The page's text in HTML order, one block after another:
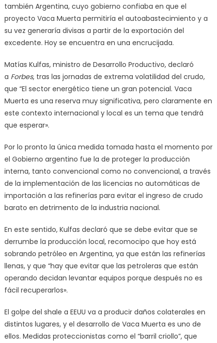
también Argentina, cuyo gobierno confiaba en que el
proyecto Vaca Muerta permitiría el autoabastecimiento y a
su vez generaría divisas a partir de la exportación del
excedente. Hoy se encuentra en una encrucijada.
Matías Kulfas, ministro de Desarrollo Productivo, declaró
a Forbes, tras las jornadas de extrema volatilidad del crudo,
que “El sector energético tiene un gran potencial. Vaca
Muerta es una reserva muy significativa, pero claramente en
este contexto internacional y local es un tema que tendrá
que esperar».
Por lo pronto la única medida tomada hasta el momento por
el Gobierno argentino fue la de proteger la producción
interna, tanto convencional como no convencional, a través
de la implementación de las licencias no automáticas de
importación a las refinerías para evitar el ingreso de crudo
barato en detrimento de la industria nacional.
En este sentido, Kulfas declaró que se debe evitar que se
derrumbe la producción local, recomocipo que hoy está
sobrando petróleo en Argentina, ya que están las refinerías
llenas, y que “hay que evitar que las petroleras que están
operando decidan levantar equipos porque después no es
fácil recuperarlos».
El golpe del shale a EEUU va a producir daños colaterales en
distintos lugares, y el desarrollo de Vaca Muerta es uno de
ellos. Medidas proteccionistas como el “barril criollo”, que